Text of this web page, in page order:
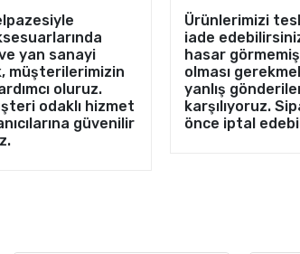
yan sanayi
müşterilerimizin
oluruz.
odaklı hizmet
güvenilir
Ürünlerimizi
iade
hasar
olması
yanlış
karşılıyoruz.
önce iptal